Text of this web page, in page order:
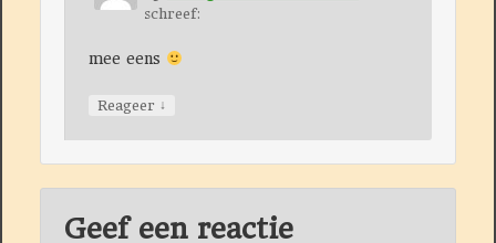
schreef:
mee eens
Reageer ↓
Geef een reactie